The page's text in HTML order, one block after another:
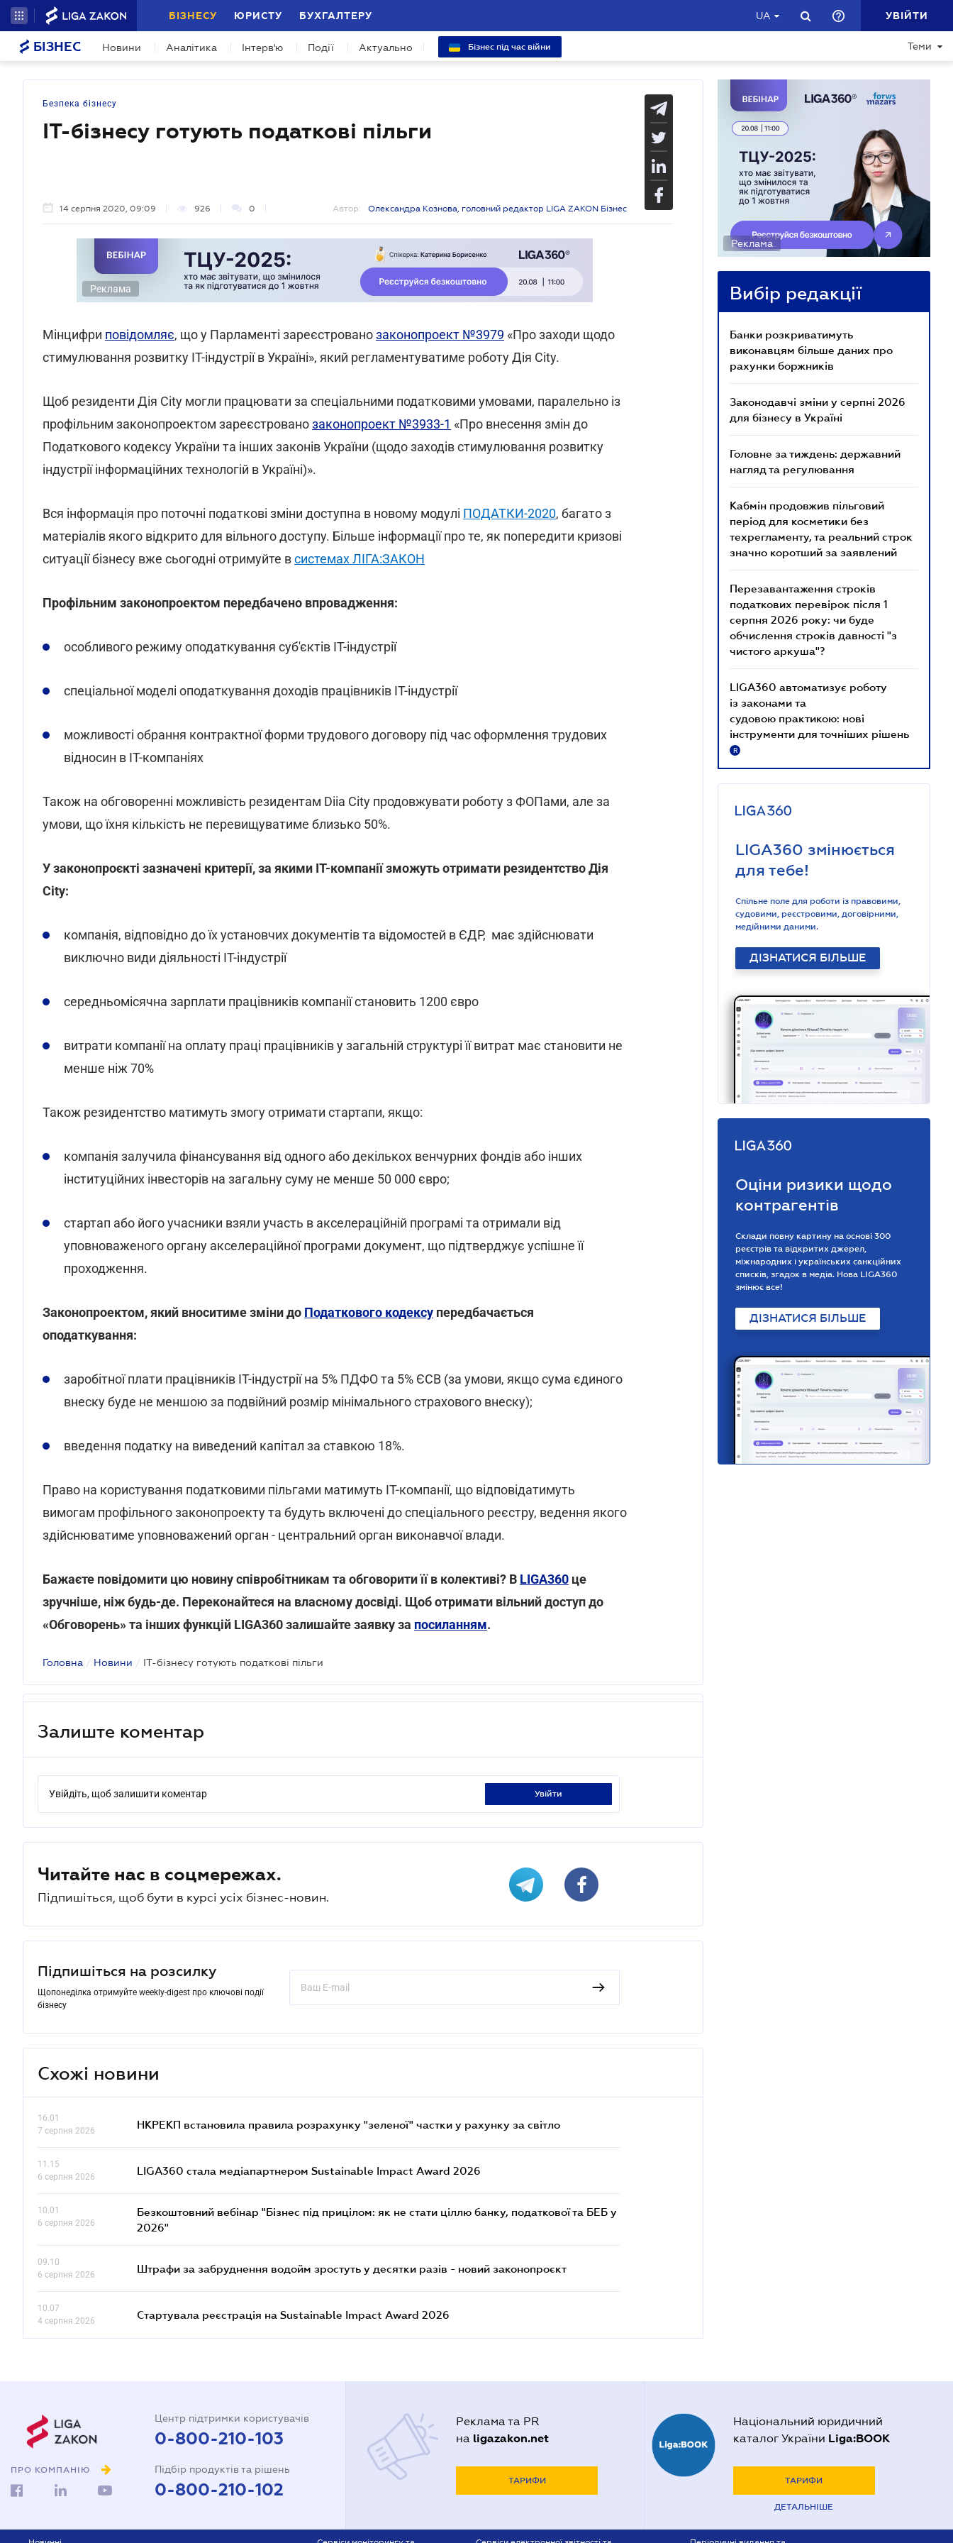
БІЗНЕСУ ЮРИСТУ БУХГАЛТЕРУ UA УВІЙТИ
БІЗНЕС Новини Аналітика Інтерв'ю Події Актуально Бізнес під час війни Теми
Безпека бізнесу
IT-бізнесу готують податкові пільги
14 серпня 2020, 09:09 926 0 Автор: Олександра Кознова, головний редактор LIGA ZAKON Бізнес
Реклама
Мінцифри повідомляє, що у Парламенті зареєстрованозаконопроект №3979 «Про заходи щодо
стимулювання розвитку ІТ-індустрії в Україні», який регламентуватиме роботу Дія City.
Щоб резиденти Дія City могли працювати за спеціальними податковими умовами, паралельно із
профільним законопроектом зареєстрованозаконопроект №3933-1 «Про внесення змін до
Податкового кодексу України та інших законів України (щодо заходів стимулювання розвитку
індустрії інформаційних технологій в Україні)».
Вся інформація про поточні податкові зміни доступна в новому модулі ПОДАТКИ-2020, багато з
матеріалів якого відкрито для вільного доступу. Більше інформації про те, як попередити кризові
ситуації бізнесу вже сьогодні отримуйте всистемах ЛІГА:ЗАКОН
Профільним законопроектом передбачено впровадження:
особливого режиму оподаткування суб'єктів ІТ-індустрії
спеціальної моделі оподаткування доходів працівників ІТ-індустрії
можливості обрання контрактної форми трудового договору під час оформлення трудових
відносин в IT-компаніях
Також на обговоренні можливість резидентам Diia City продовжувати роботу з ФОПами, але за
умови, що їхня кількість не перевищуватиме близько 50%.
У законопроєкті зазначені критерії, за якими IT-компанії зможуть отримати резидентство Дія
City:
компанія, відповідно до їх установчих документів та відомостей в ЄДР, має здійснювати
виключно види діяльності ІТ-індустрії
середньомісячна зарплати працівників компанії становить 1200 євро
витрати компанії на оплату праці працівників у загальній структурі її витрат має становити не
менше ніж 70%
Також резидентство матимуть змогу отримати стартапи, якщо:
компанія залучила фінансування від одного або декількох венчурних фондів або інших
інституційних інвесторів на загальну суму не менше 50 000 євро;
стартап або його учасники взяли участь в акселераційній програмі та отримали від
уповноваженого органу акселераційної програми документ, що підтверджує успішне її
проходження.
Законопроектом, який вноситиме зміни до Податкового кодексу передбачається
оподаткування:
заробітної плати працівників ІТ-індустрії на 5% ПДФО та 5% ЄСВ (за умови, якщо сума єдиного
внеску буде не меншою за подвійний розмір мінімального страхового внеску);
введення податку на виведений капітал за ставкою 18%.
Право на користування податковими пільгами матимуть ІТ-компанії, що відповідатимуть
вимогам профільного законопроекту та будуть включені до спеціального реєстру, ведення якого
здійснюватиме уповноважений орган - центральний орган виконавчої влади.
Бажаєте повідомити цю новину співробітникам та обговорити її в колективі? В LIGA360 це
зручніше, ніж будь-де. Переконайтеся на власному досвіді. Щоб отримати вільний доступ до
«Обговорень» та інших функцій LIGA360 залишайте заявку за посиланням.
Головна / Новини / IT-бізнесу готують податкові пільги
Залиште коментар
Увійдіть, щоб залишити коментар увійти
Читайте нас в соцмережах.
Підпишіться, щоб бути в курсі усіх бізнес-новин.
Підпишіться на розсилку
Щопонеділка отримуйте weekly-digest про ключові події
бізнесу
Схожі новини
16.01
7 серпня 2026
НКРЕКП встановила правила розрахунку "зеленої" частки у рахунку за світло
11.15
6 серпня 2026
LIGA360 стала медіапартнером Sustainable Impact Award 2026
10.01
6 серпня 2026
Безкоштовний вебінар "Бізнес під прицілом: як не стати ціллю банку, податкової та БЕБ у
2026"
09.10
6 серпня 2026
Штрафи за забруднення водойм зростуть у десятки разів - новий законопроєкт
10.07
4 серпня 2026
Стартувала реєстрація на Sustainable Impact Award 2026
Реклама
Вибір редакції
Банки розкриватимуть
виконавцям більше даних про
рахунки боржників
Законодавчі зміни у серпні 2026
для бізнесу в Україні
Головне за тиждень: державний
нагляд та регулювання
Кабмін продовжив пільговий
період для косметики без
техрегламенту, та реальний строк
значно коротший за заявлений
Перезавантаження строків
податкових перевірок після 1
серпня 2026 року: чи буде
обчислення строків давності "з
чистого аркуша"?
LIGA360 автоматизує роботу
із законами та
судовою практикою: нові
інструменти для точніших рішень
R
LIGA360 змінюється
для тебе!
Спільне поле для роботи із правовими,
судовими, реєстровими, договірними,
медійними даними.
ДІЗНАТИСЯ БІЛЬШЕ
Оціни ризики щодо
контрагентів
Склади повну картину на основі 300
реєстрів та відкритих джерел,
міжнародних і українських санкційних
списків, згадок в медіа. Нова LIGA360
змінює все!
ДІЗНАТИСЯ БІЛЬШЕ
ПРО КОМПАНІЮ
Центр підтримки користувачів
0-800-210-103
Підбір продуктів та рішень
0-800-210-102
Реклама та PR
на ligazakon.net
ТАРИФИ
Національний юридичний
каталог України Liga:BOOK
ТАРИФИ
ДЕТАЛЬНІШЕ